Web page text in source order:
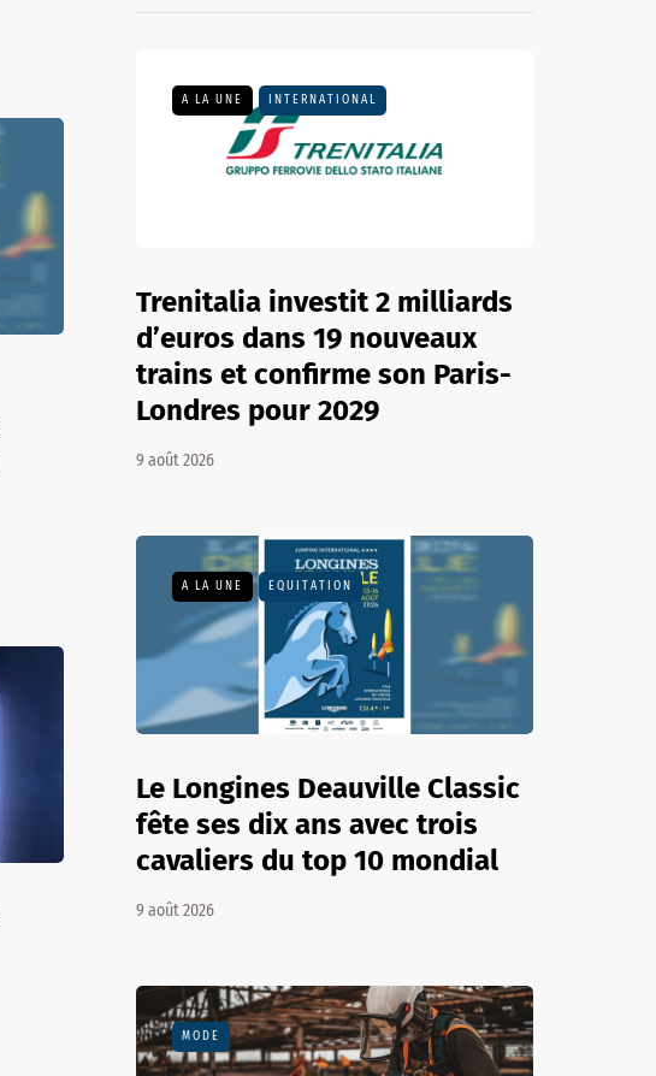
A LA UNE INTERNATIONAL
Trenitalia investit 2 milliards
d’euros dans 19 nouveaux
trains et confirme son Paris-
Londres pour 2029
9 août 2026
A LA UNE EQUITATION
Le Longines Deauville Classic
fête ses dix ans avec trois
cavaliers du top 10 mondial
9 août 2026
MODE